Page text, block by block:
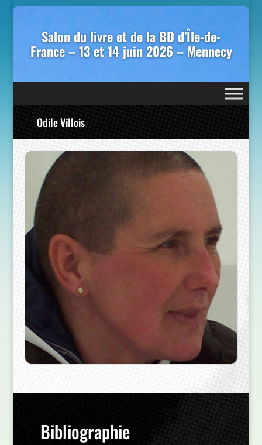
Salon du livre et de la BD d’Île-de-
France – 13 et 14 juin 2026 – Mennecy
Odile Villois
Bibliographie